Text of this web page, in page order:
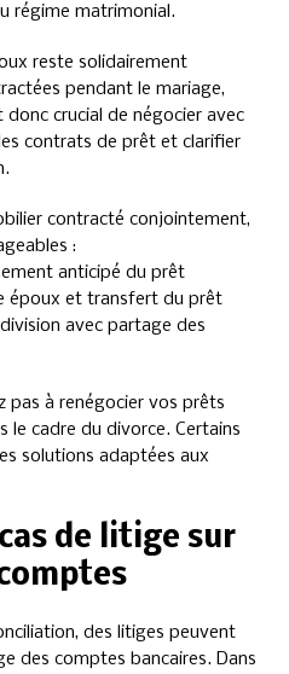
régime matrimonial.
reste solidairement
pendant le mariage,
crucial de négocier avec
contrats de prêt et clarifier
contracté conjointement,
:
anticipé du prêt
époux et transfert du prêt
avec partage des
pas à renégocier vos prêts
le cadre du divorce. Certains
solutions adaptées aux
de litige sur
des litiges peuvent
des comptes bancaires. Dans